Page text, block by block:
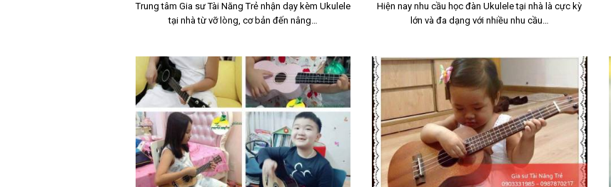
Trung tâm Gia sư Tài Năng Trẻ nhận dạy kèm Ukulele
tại nhà từ vỡ lòng, cơ bản đến nâng…
Hiện nay nhu cầu học đàn Ukulele tại nhà là cực kỳ
lớn và đa dạng với nhiều nhu cầu…